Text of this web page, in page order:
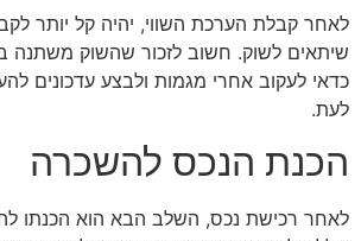
לאחר קבלת הערכת השווי, יהיה קל יותר
שיתאים לשוק. חשוב לזכור שהשוק משתנה
כדאי לעקוב אחרי מגמות ולבצע עדכונים
לעת.
הכנת הנכס להשכרה
לאחר רכישת נכס, השלב הבא הוא הכנתו